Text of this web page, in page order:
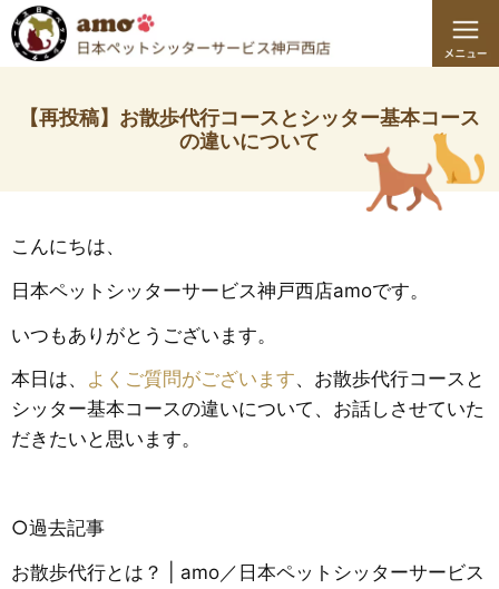
【再投稿】お散歩代行コースとシッター基本コース
の違いについて
こんにちは、
日本ペットシッターサービス神戸西店amoです。
いつもありがとうございます。
本日は、 よくご質問がございます、お散歩代行コースと
シッター基本コースの違いについて、お話しさせていた
だきたいと思います。
○過去記事
お散歩代行とは？ | amo／日本ペットシッターサービス